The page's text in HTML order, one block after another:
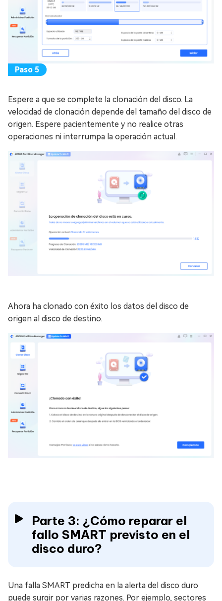
Espere a que se complete la clonación del disco. La
velocidad de clonación depende del tamaño del disco de
origen. Espere pacientemente y no realice otras
operaciones ni interrumpa la operación actual.
Ahora ha clonado con éxito los datos del disco de
origen al disco de destino.
Parte 3: ¿Cómo reparar el
fallo SMART previsto en el
disco duro?
Una falla SMART predicha en la alerta del disco duro
puede surgir por varias razones. Por ejemplo, sectores